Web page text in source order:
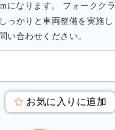
になります。 フォーククラ
っかりと車両整備を実施し
い合わせください。
お気に入りに追加